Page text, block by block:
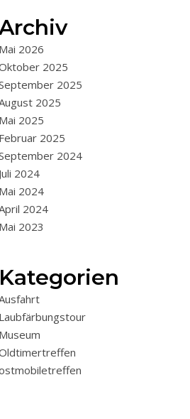
Mai 2026
2025
2025
2025
Mai 2025
Februar 2025
2024
Juli 2024
Mai 2024
2024
Mai 2023
Kategorien
Laubfärbungstour
Museum